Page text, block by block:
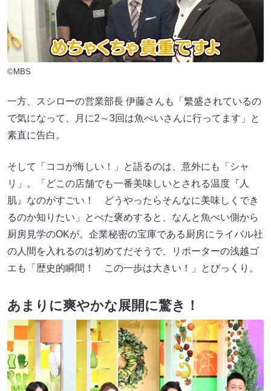
©MBS
一方、スシローの営業部長 伊藤さんも「繁盛されているの
で気になって、月に2～3回は魚べいさんに行ってます」と
素直に告白。
そして「ココが悔しい！」と語るのは、意外にも「シャ
リ」。「どこの店舗でも一番美味しいとされる温度『人
肌』なのがすごい！ どうやったらそんなに美味しくでき
るのか知りたい」とべた褒めすると、なんと魚べい側から
厨房見学のOKが。企業秘密の宝庫である厨房にライバル社
の人間を入れるのは初めてだそうで、リポーターの浅越ゴ
エも「歴史的瞬間！ この一歩は大きい！」とびっくり。
あまりに爽やかな展開に驚き！